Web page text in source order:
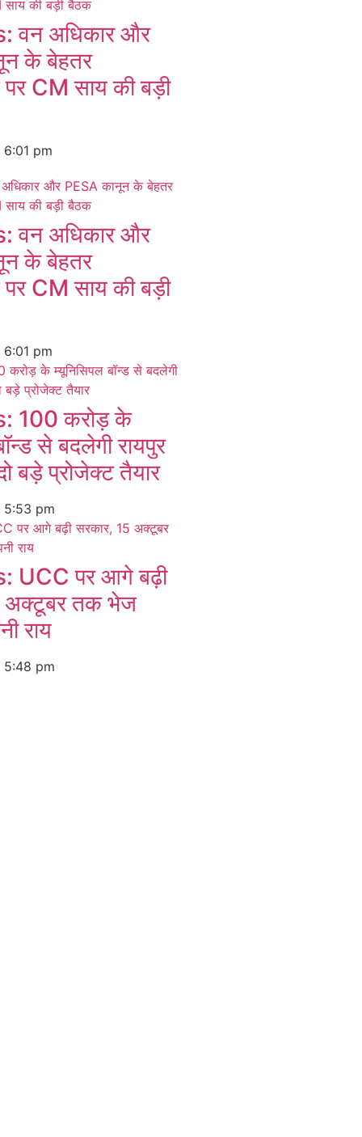
वन अधिकार और
के बेहतर
पर CM साय की बड़ी
6:01 pm
वन अधिकार और
के बेहतर
पर CM साय की बड़ी
6:01 pm
100 करोड़ के
से बदलेगी रायपुर
बड़े प्रोजेक्ट तैयार
5:53 pm
UCC पर आगे बढ़ी
अक्टूबर तक भेज
राय
5:48 pm